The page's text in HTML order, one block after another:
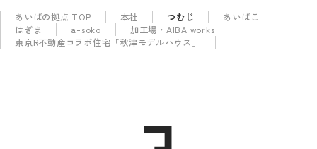
あいばの拠点 TOP 本社 つむじ
あいばこ
はぎま
a-soko
加工場・AIBA works
東京R不動産コラボ住宅「秋津モデルハウス」